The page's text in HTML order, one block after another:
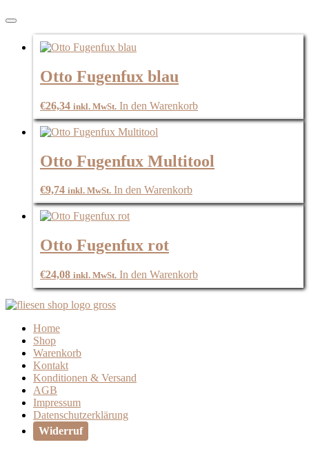
Otto Fugenfux blau
€26,34 inkl. MwSt. In den Warenkorb
Otto Fugenfux Multitool
€9,74 inkl. MwSt. In den Warenkorb
Otto Fugenfux rot
€24,08 inkl. MwSt. In den Warenkorb
Home
Shop
Warenkorb
Kontakt
Konditionen & Versand
AGB
Impressum
Datenschutzerklärung
Widerruf